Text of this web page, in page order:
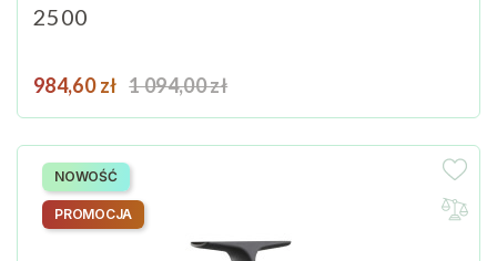
2500
Cena
984,60 zł Cena podstawowa
1 094,00 zł
NOWOŚĆ
PROMOCJA